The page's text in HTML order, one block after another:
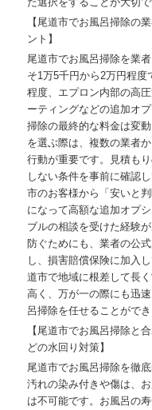
【尾道市でお風呂掃除の
ント】
尾道市でお風呂掃除を業
そ1万5千円から2万円程
程度、エプロン内部の高
ーティングなどの追加オ
掃除の最終的な料金は変
を選ぶ際は、複数の業者
行動が重要です。見積も
しない条件を事前に確認
市のお客様から「安いと
になって高額な追加オプ
ブルの相談を受けた経験
防ぐためにも、業者の公
し、損害賠償保険に加入
道市で地域に根差して長
高く、万が一の際にも迅
呂掃除を任せることができ
【尾道市でお風呂掃除と
どの水回り対策】
尾道市でお風呂掃除を徹
汚れの染み付きや傷は、
は不可能です。お風呂の